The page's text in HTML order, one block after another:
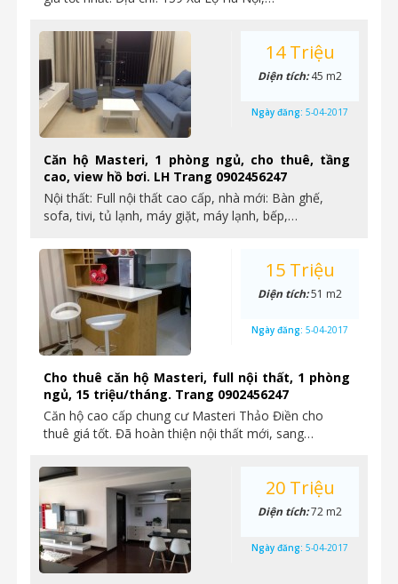
Căn hộ Masteri, 1 phòng ngủ, cho thuê, tầng
cao, view hồ bơi. LH Trang 0902456247
Nội thất: Full nội thất cao cấp, nhà mới: Bàn ghế,
sofa, tivi, tủ lạnh, máy giặt, máy lạnh, bếp,…
14 Triệu
Diện tích:45 m2
Ngày đăng: 5-04-2017
Cho thuê căn hộ Masteri, full nội thất, 1 phòng
ngủ, 15 triệu/tháng. Trang 0902456247
Căn hộ cao cấp chung cư Masteri Thảo Điền cho
thuê giá tốt. Đã hoàn thiện nội thất mới, sang…
15 Triệu
Diện tích:51 m2
Ngày đăng: 5-04-2017
20 Triệu
Diện tích:72 m2
Ngày đăng: 5-04-2017